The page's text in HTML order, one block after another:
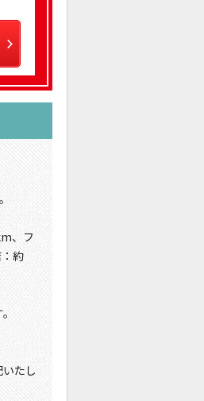
、フ
約
いたし